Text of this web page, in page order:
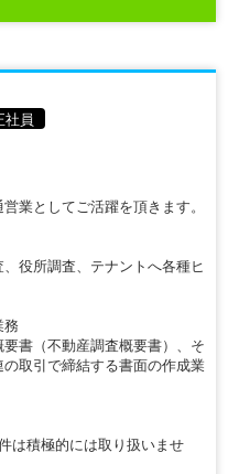
社員
業としてご活躍を頂きます。
役所調査、テナントへ各種ヒ
務
書（不動産調査概要書）、そ
取引で締結する書面の作成業
は積極的には取り扱いませ